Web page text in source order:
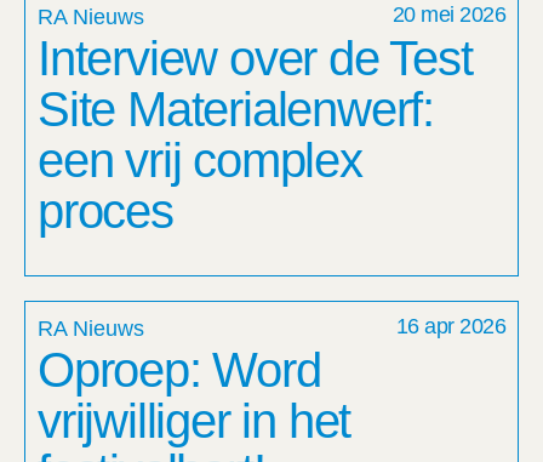
RA Nieuws 20 mei 2026
Interview over de Test
Site Materialenwerf:
een vrij complex
proces
RA Nieuws 16 apr 2026
Oproep: Word
vrijwilliger in het